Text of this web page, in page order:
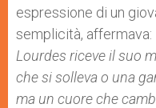
espressione di un
semplicità, affermava:
Lourdes riceve il suo
che si solleva o una
ma un cuore che